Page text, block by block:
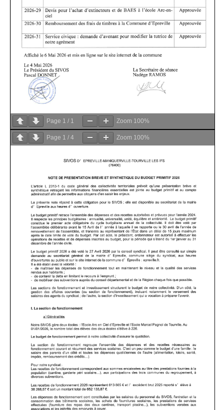
Page 1 / 1 Zoom 100%
Page 1 / 4 Zoom 100%